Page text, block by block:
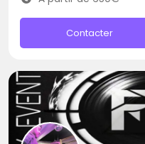
Contacter